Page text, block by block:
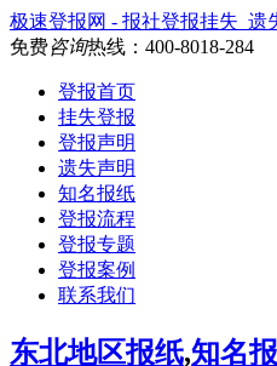
极速登报网 - 报社登报挂失_遗
免费咨询热线： 400-8018-284
登报首页
挂失登报
登报声明
遗失声明
知名报纸
登报流程
登报专题
登报案例
联系我们
东北地区报纸,知名